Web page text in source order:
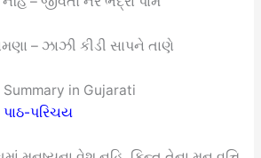
– ઝાઝી કીડી સાપને તાણે
in Gujarati
પરિચય